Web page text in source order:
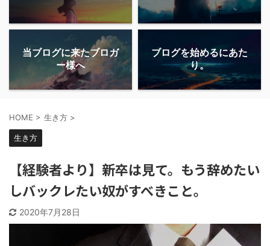
当ブログに来たブロガ
ー様へ
ブログを始めるにあた
り。
HOME > 生き方 >
生き方
【経験者より】新卒は見て。もう辞めたい
しバックレたい奴がすべきこと。
2020年7月28日